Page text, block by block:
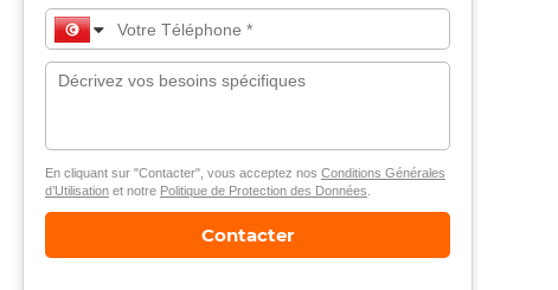
En cliquant sur "Contacter", vous acceptez nos Conditions Générales
d’Utilisationet notre Politique de Protection des Données
Contacter